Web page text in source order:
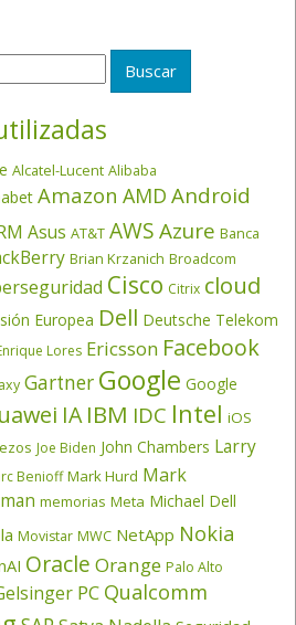
Alcatel-Lucent Alibaba
Amazon AMD Android
Asus AT&T AWSAzure Banca
Brian Krzanich Broadcom
Cisco Citrix cloud
Europea Dell Deutsche Telekom
Lores Ericsson Facebook
Gartner Google Google
IA IBM IDC Intel iOS
Joe Biden John Chambers Larry
Benioff Mark Hurd Mark
memorias Meta Michael Dell
Movistar MWC NetApp Nokia
Oracle Orange Palo Alto
PC Qualcomm